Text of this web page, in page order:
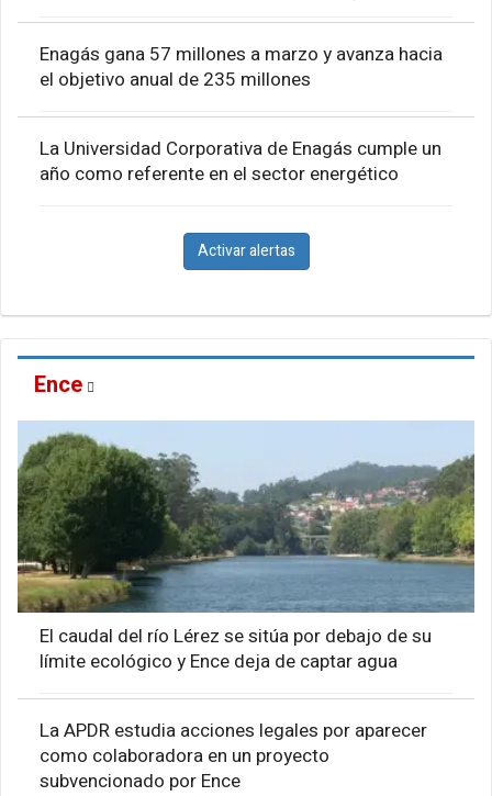
Enagás gana 57 millones a marzo y avanza hacia
el objetivo anual de 235 millones
La Universidad Corporativa de Enagás cumple un
año como referente en el sector energético
Activar alertas
Ence
El caudal del río Lérez se sitúa por debajo de su
límite ecológico y Ence deja de captar agua
La APDR estudia acciones legales por aparecer
como colaboradora en un proyecto
subvencionado por Ence